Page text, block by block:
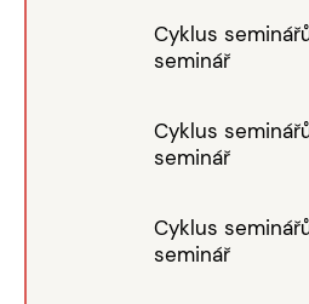
Cyklus
seminář
Cyklus
seminář
Cyklus
seminář